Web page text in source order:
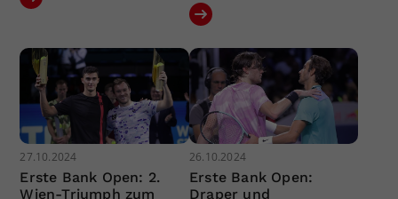
27.10.2024
Erste Bank Open: 2.
Wien-Triumph zum
26.10.2024
Erste Bank Open:
Draper und